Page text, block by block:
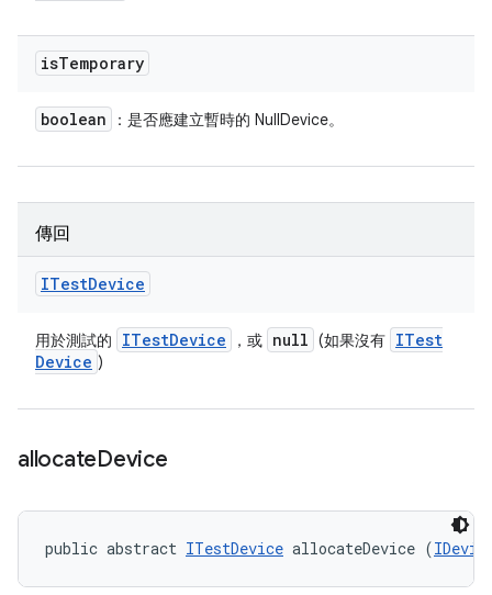
isTemporary
boolean ：是否應建立暫時的 NullDevice。
傳回
ITestDevice
用於測試的 ITestDevice ，或 null (如果沒有 ITest
Device )
allocateDevice
public abstract ITestDevice allocateDevice (